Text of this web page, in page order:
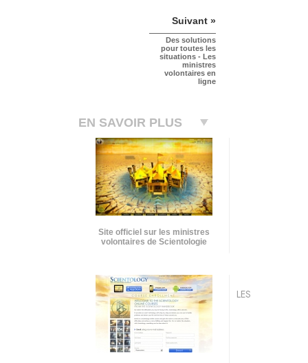
Suivant »
Des solutions
pour toutes les
situations - Les
ministres
volontaires en
ligne
EN SAVOIR PLUS
Site officiel sur les ministres
volontaires de Scientologie
LES